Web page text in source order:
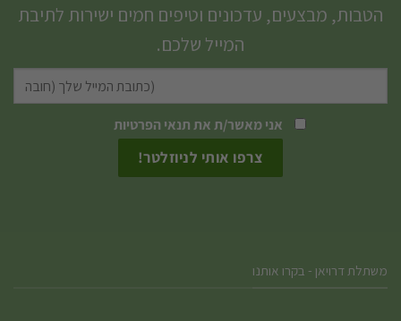
הטבות, מבצעים, עדכונים וטיפים חמים ישירות לתיבת
המייל שלכם.
אני מאשר/ת אתתנאי הפרטיות
משתלת דרויאן - בקרו אותנו